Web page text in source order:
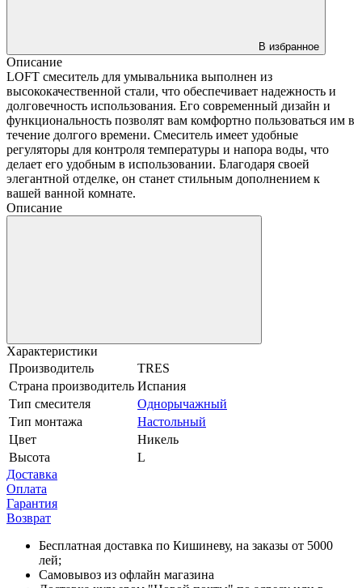
В избранное
Описание
LOFT смеситель для умывальника выполнен из
высококачественной стали, что обеспечивает надежность и
долговечность использования. Его современный дизайн и
функциональность позволят вам комфортно пользоваться им в
течение долгого времени. Смеситель имеет удобные
регуляторы для контроля температуры и напора воды, что
делает его удобным в использовании. Благодаря своей
элегантной отделке, он станет стильным дополнением к
вашей ванной комнате.
Описание
Характеристики
Производитель
TRES
Страна производитель Испания
Тип смесителя
Однорычажный
Тип монтажа
Настольный
Цвет
Никель
Высота
L
Доставка
Оплата
Гарантия
Возврат
Бесплатная доставка по Кишиневу, на заказы от 5000
лей;
Самовывоз из офлайн магазина